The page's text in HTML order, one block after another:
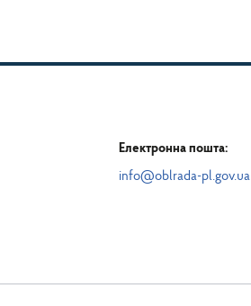
Електронна пошта:
info@oblrada-pl.gov.ua